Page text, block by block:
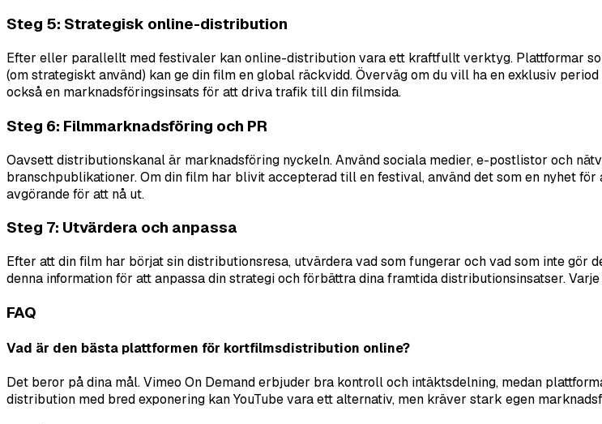
Steg 5: Strategisk online-distribution
Efter eller parallellt med festivaler kan online-distribution vara ett kraftfullt verktyg. Plattformar
(om strategiskt använd) kan ge din film en global räckvidd. Överväg om du vill ha en exklusiv
också en marknadsföringsinsats för att driva trafik till din filmsida.
Steg 6: Filmmarknadsföring och PR
Oavsett distributionskanal är marknadsföring nyckeln. Använd sociala medier, e-postlistor och
branschpublikationer. Om din film har blivit accepterad till en festival, använd det som en nyhet
avgörande för att nå ut.
Steg 7: Utvärdera och anpassa
Efter att din film har börjat sin distributionsresa, utvärdera vad som fungerar och vad som inte gör
denna information för att anpassa din strategi och förbättra dina framtida distributionsinsatser.
FAQ
Vad är den bästa plattformen för kortfilmsdistribution online?
Det beror på dina mål. Vimeo On Demand erbjuder bra kontroll och intäktsdelning, medan
distribution med bred exponering kan YouTube vara ett alternativ, men kräver stark egen